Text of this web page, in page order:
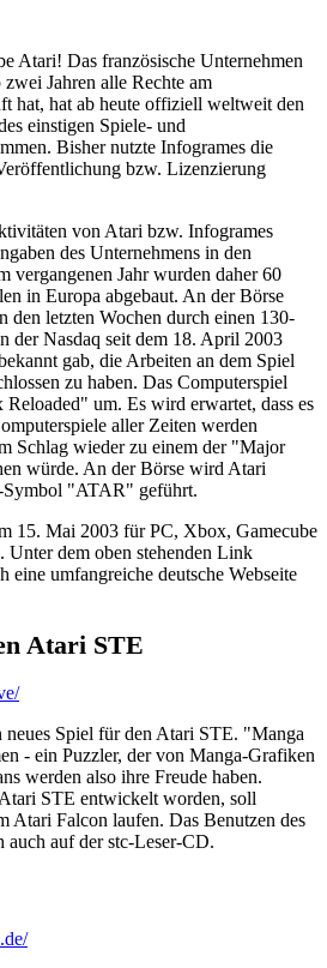
Atari! Das französische Unternehmen
Jahren alle Rechte am
hat, hat ab heute offiziell weltweit den
einstigen Spiele- und
Bisher nutzte Infogrames die
bzw. Lizenzierung
von Atari bzw. Infogrames
des Unternehmens in den
vergangenen Jahr wurden daher 60
in Europa abgebaut. An der Börse
den letzten Wochen durch einen 130-
der Nasdaq seit dem 18. April 2003
gab, die Arbeiten an dem Spiel
zu haben. Das Computerspiel
um. Es wird erwartet, dass es
aller Zeiten werden
Schlag wieder zu einem der "Major
würde. An der Börse wird Atari
Symbol "ATAR" geführt.
15. Mai 2003 für PC, Xbox, Gamecube
Unter dem oben stehenden Link
eine umfangreiche deutsche Webseite
Atari STE
Spiel für den Atari STE. "Manga
- ein Puzzler, der von Manga-Grafiken
werden also ihre Freude haben.
STE entwickelt worden, soll
Atari Falcon laufen. Das Benutzen des
auch auf der stc-Leser-CD.